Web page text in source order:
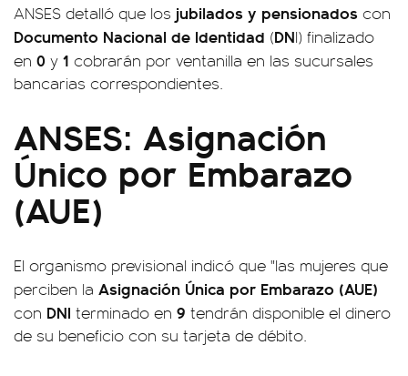
ANSES detalló que los jubilados y pensionados con
Documento Nacional de Identidad (DNI) finalizado
en 0 y 1 cobrarán por ventanilla en las sucursales
bancarias correspondientes.
ANSES: Asignación
Único por Embarazo
(AUE)
El organismo previsional indicó que "las mujeres que
perciben la Asignación Única por Embarazo (AUE)
con DNI terminado en 9 tendrán disponible el dinero
de su beneficio con su tarjeta de débito.